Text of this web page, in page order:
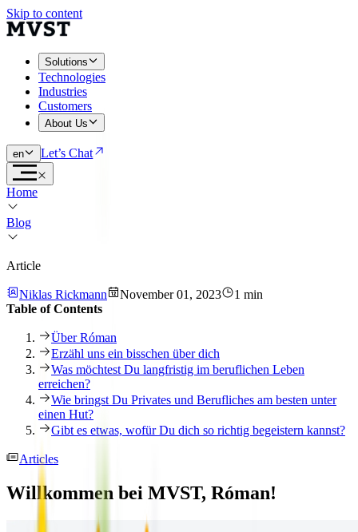
Skip to content
Solutions
Technologies
Industries
Customers
About Us
en Let’s Chat
Home
Blog
Article
Niklas Rickmann November 01, 2023
1 min
Table of Contents
Über Róman
Erzähl uns ein bisschen über dich
Was möchtest Du langfristig im beruflichen Leben
erreichen?
Wie bringst Du Privates und Berufliches am besten unter
einen Hut?
Gibt es etwas, wofür Du dich so richtig begeistern kannst?
Articles
Willkommen bei MVST, Róman!